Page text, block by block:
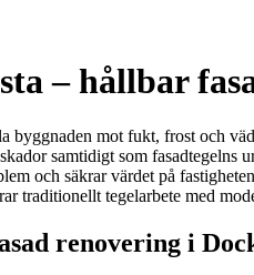
– hållbar
byggnaden mot fukt, frost och
samtidigt som
och säkrar värdet på
traditionellt tegelarbete med
renovering i